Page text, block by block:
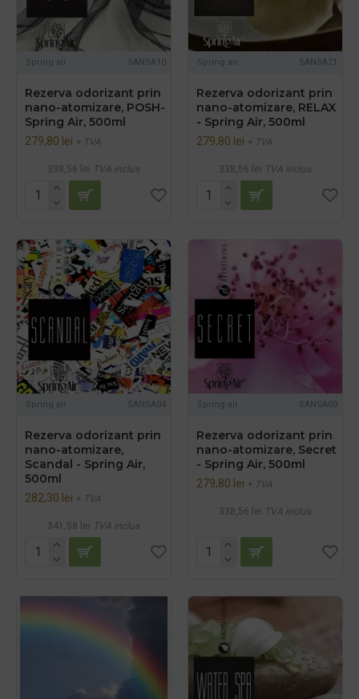
Spring air SANSA10
Rezerva odorizant prin
nano-atomizare, POSH-
Spring Air, 500ml
279,80 lei + TVA
338,56 lei TVA inclus
Spring air SANSA21
Rezerva odorizant prin
nano-atomizare, RELAX
- Spring Air, 500ml
279,80 lei + TVA
338,56 lei TVA inclus
Spring air SANSA04
Rezerva odorizant prin
nano-atomizare,
Scandal - Spring Air,
500ml
282,30 lei + TVA
341,58 lei TVA inclus
Spring air SANSA03
Rezerva odorizant prin
nano-atomizare, Secret
- Spring Air, 500ml
279,80 lei + TVA
338,56 lei TVA inclus